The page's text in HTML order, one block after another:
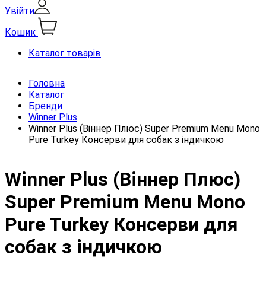
Увійти
Кошик
Каталог товарів
Головна
Каталог
Бренди
Winner Plus
Winner Plus (Віннер Плюс) Super Premium Menu Mono
Pure Turkey Консерви для собак з індичкою
Winner Plus (Віннер Плюс)
Super Premium Menu Mono
Pure Turkey Консерви для
собак з індичкою